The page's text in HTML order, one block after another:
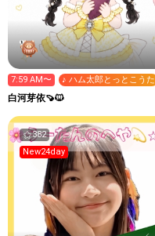
7:59 AM〜 ♪ ハム太郎とっとこうた
白河芽依🍠🐱
382
New24day